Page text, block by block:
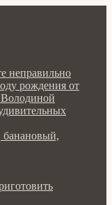
неправильно
рождения от